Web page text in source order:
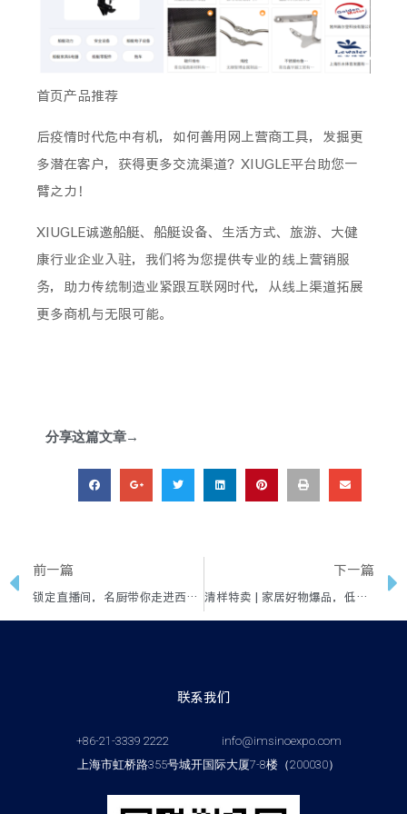
首页产品推荐
后疫情时代危中有机，如何善用网上营商工具，发掘更
多潜在客户，获得更多交流渠道？XIUGLE平台助您一
臂之力！
XIUGLE诚邀船艇、船艇设备、生活方式、旅游、大健
康行业企业入驻，我们将为您提供专业的线上营销服
务，助力传统制造业紧跟互联网时代，从线上渠道拓展
更多商机与无限可能。
分享这篇文章→
前一篇
锁定直播间，名厨带你走进西餐料理
下一篇
清样特卖 | 家居好物爆品，低至47元起！
联系我们
+86-21-3339 2222
info@imsinoexpo.com
上海市虹桥路355号城开国际大厦7-8楼（200030）